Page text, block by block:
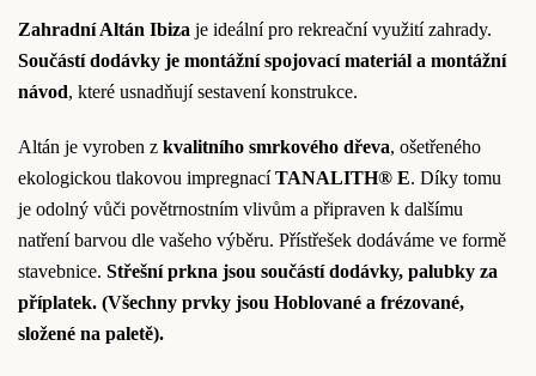
Zahradní Altán Ibiza je ideální pro rekreační využití zahrady.
Součástí dodávky je montážní spojovací materiál a montážní
návod, které usnadňují sestavení konstrukce.
Altán je vyroben z kvalitního smrkového dřeva, ošetřeného
ekologickou tlakovou impregnacíTANALITH® E. Díky tomu
je odolný vůči povětrnostním vlivům a připraven k dalšímu
natření barvou dle vašeho výběru. Přístřešek dodáváme ve formě
stavebnice. Střešní prkna jsou součástí dodávky, palubky za
příplatek. (Všechny prvky jsou Hoblované a frézované,
složené na paletě).